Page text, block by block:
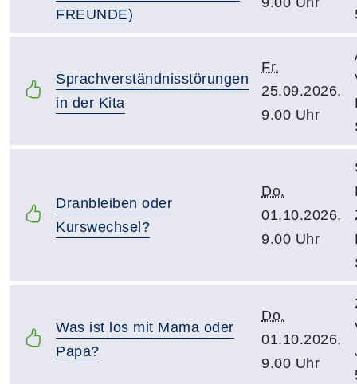
FREUNDE)
Sprachverständnisstörungen
in der Kita
Fr.
25.09.2026,
9.00 Uhr
Dranbleiben oder
Kurswechsel?
Do.
01.10.2026,
9.00 Uhr
Was ist los mit Mama oder
Papa?
Do.
01.10.2026,
9.00 Uhr